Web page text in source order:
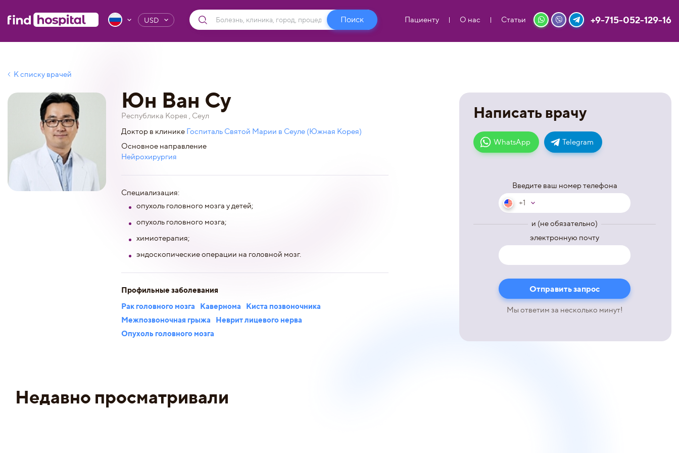
USD Пациенту О нас Статьи +9-715-052-129-16
К списку врачей
Написать врачу
WhatsApp Telegram
Введите ваш номер телефона
+1
и (не обязательно)
электронную почту
Мы ответим за несколько минут!
Юн Ван Су
Республика Корея , Сеул
Доктор в клинике Госпиталь Святой Марии в Сеуле (Южная Корея)
Основное направление
Нейрохирургия
Специализация:
опухоль головного мозга у детей;
опухоль головного мозга;
химиотерапия;
эндоскопические операции на головной мозг.
Профильные заболевания
Рак головного мозга
Кавернома
Киста позвоночника
Межпозвоночная грыжа
Неврит лицевого нерва
Опухоль головного мозга
Недавно просматривали